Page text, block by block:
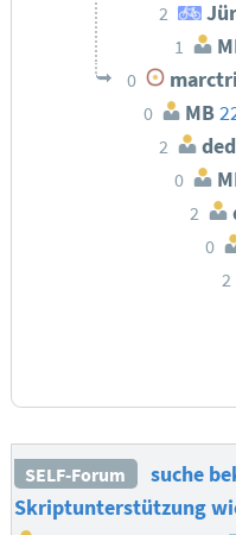
2
1
0
0 MB
2
0
2
0
2
SELF-Forum
suche
Skriptunterstützung